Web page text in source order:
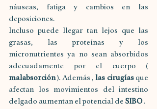
náuseas, fatiga y cambios en las
deposiciones.
Incluso puede llegar tan lejos que las
grasas, las proteínas y los
micronutrientes ya no sean absorbidos
malabsorción ). Además , las cirugías que
afectan los movimientos del intestino
delgado aumentan el potencial de SIBO .